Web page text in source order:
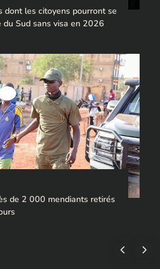
dont les citoyens pourront se
du Sud sans visa en 2026
de 2 000 mendiants retirés